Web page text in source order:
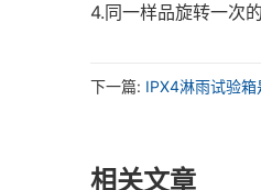
4.同一样品旋转一次
下一篇: IPX4淋雨试验箱
相关文章